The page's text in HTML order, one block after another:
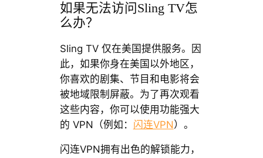
如果无法访问Sling TV怎
么办？
Sling TV 仅在美国提供服务。因
此，如果你身在美国以外地区，
你喜欢的剧集、节目和电影将会
被地域限制屏蔽。为了再次观看
这些内容，你可以使用功能强大
的 VPN（例如： 闪连VPN）。
闪连VPN拥有出色的解锁能力，